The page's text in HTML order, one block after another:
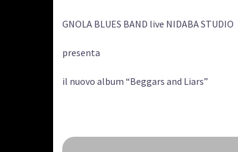
GNOLA BLUES BAND live NIDABA STUDIO
presenta
il nuovo album “Beggars and Liars”